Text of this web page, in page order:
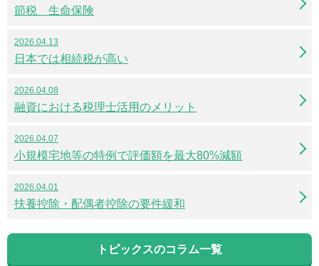
節税 生命保険
2026.04.13
日本では相続税が高い
2026.04.08
融資における税理士活用のメリット
2026.04.07
小規模宅地等の特例で評価額を最大80%減額
2026.04.01
扶養控除・配偶者控除の要件緩和
トピックスのコラム一覧